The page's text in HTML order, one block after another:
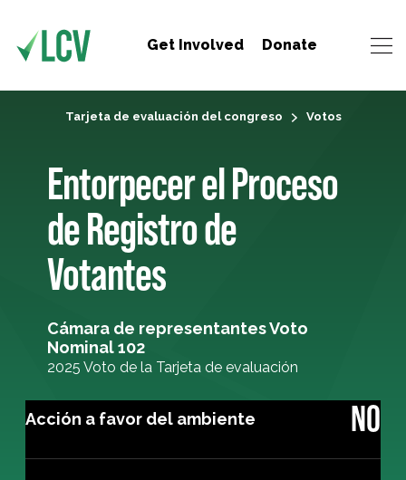
Get Involved Donate
Tarjeta de evaluación del congreso Votos
Entorpecer el Proceso
de Registro de
Votantes
Cámara de representantes Voto
Nominal 102
2025 Voto de la Tarjeta de evaluación
Acción a favor del ambiente NO